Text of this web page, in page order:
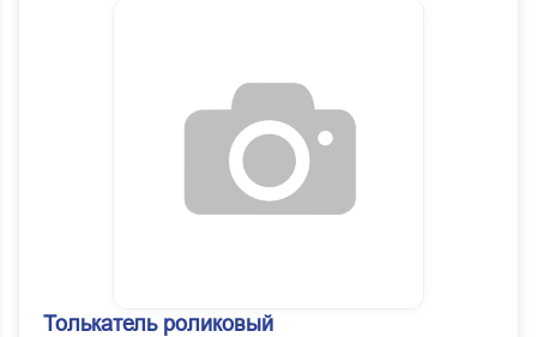
Толькатель роликовый